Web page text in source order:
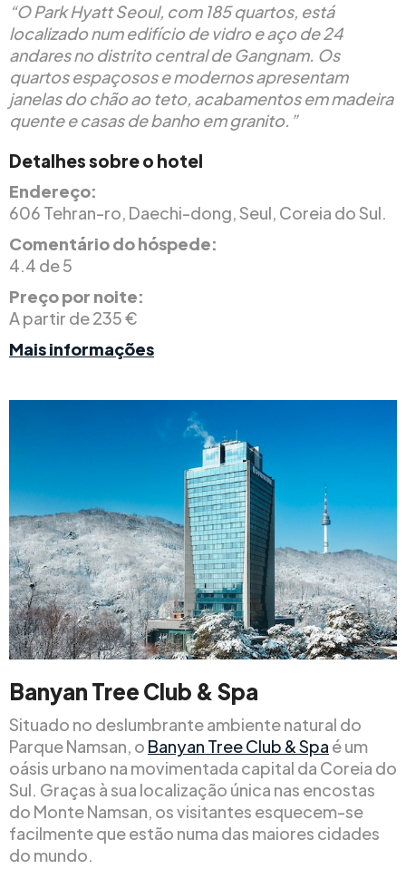
“O Park Hyatt Seoul, com 185 quartos, está
localizado num edifício de vidro e aço de 24
andares no distrito central de Gangnam. Os
quartos espaçosos e modernos apresentam
janelas do chão ao teto, acabamentos em madeira
quente e casas de banho em granito.”
Detalhes sobre o hotel
Endereço:
606 Tehran-ro, Daechi-dong, Seul, Coreia do Sul.
Comentário do hóspede:
4.4 de 5
Preço por noite:
A partir de 235 €
Mais informações
Banyan Tree Club & Spa
Situado no deslumbrante ambiente natural do
Parque Namsan, o Banyan Tree Club & Spa é um
oásis urbano na movimentada capital da Coreia do
Sul. Graças à sua localização única nas encostas
do Monte Namsan, os visitantes esquecem-se
facilmente que estão numa das maiores cidades
do mundo.